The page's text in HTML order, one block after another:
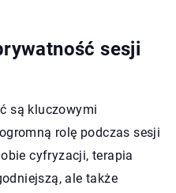
sesji
są kluczowymi
rolę podczas sesji
cyfryzacji, terapia
ale także